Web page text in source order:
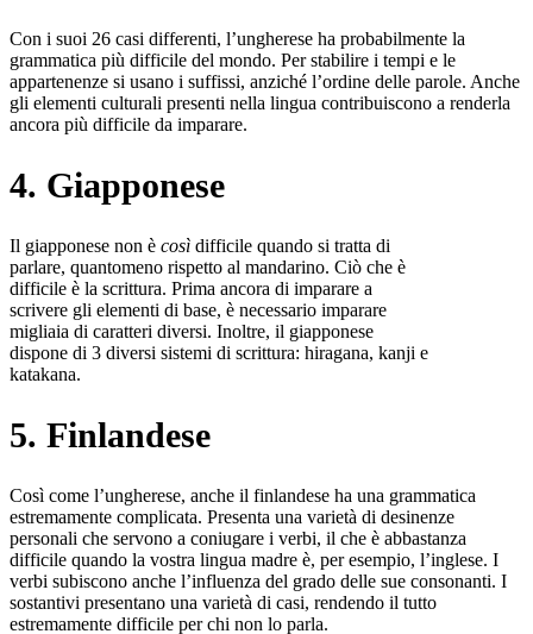
Con i suoi 26 casi differenti, l’ungherese ha probabilmente la
grammatica più difficile del mondo. Per stabilire i tempi e le
appartenenze si usano i suffissi, anziché l’ordine delle parole. Anche
gli elementi culturali presenti nella lingua contribuiscono a renderla
ancora più difficile da imparare.
4. Giapponese
Il giapponese non è così difficile quando si tratta di
parlare, quantomeno rispetto al mandarino. Ciò che è
difficile è la scrittura. Prima ancora di imparare a
scrivere gli elementi di base, è necessario imparare
migliaia di caratteri diversi. Inoltre, il giapponese
dispone di 3 diversi sistemi di scrittura: hiragana, kanji e
katakana.
5. Finlandese
Così come l’ungherese, anche il finlandese ha una grammatica
estremamente complicata. Presenta una varietà di desinenze
personali che servono a coniugare i verbi, il che è abbastanza
difficile quando la vostra lingua madre è, per esempio, l’inglese. I
verbi subiscono anche l’influenza del grado delle sue consonanti. I
sostantivi presentano una varietà di casi, rendendo il tutto
estremamente difficile per chi non lo parla.